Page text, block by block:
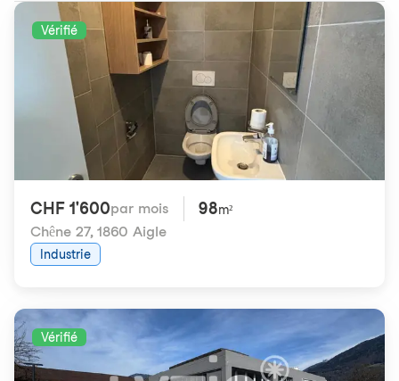
Vérifié
CHF 1'600par mois 98m²
Chêne 27, 1860 Aigle
Industrie
Vérifié